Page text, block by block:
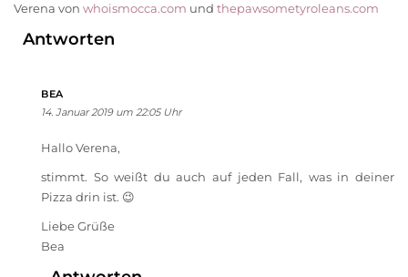
Verena von whoismocca.com und thepawsometyroleans.com
Antworten
BEA
14. Januar 2019 um 22:05 Uhr
Hallo Verena,
stimmt. So weißt du auch auf jeden Fall, was in deiner
Pizza drin ist. 😉
Liebe Grüße
Bea